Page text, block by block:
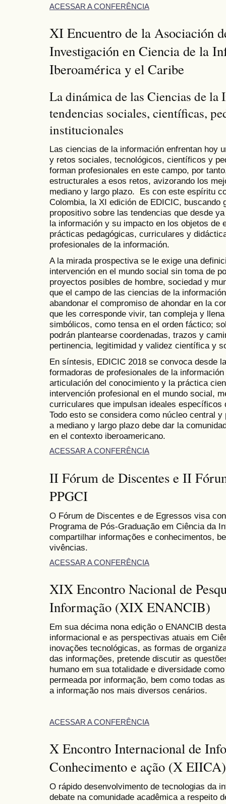
ACESSAR A CONFERÊNCIA
XI Encuentro de la Asociación
Investigación en Ciencia de la
Iberoamérica y el Caribe
La dinámica de las Ciencias de la
tendencias sociales, científicas,
institucionales
Las ciencias de la información enfrentan hoy
y retos sociales, tecnológicos, científicos y
forman profesionales en este campo, por
estructurales a esos retos, avizorando los
mediano y largo plazo. Es con este espíritu
Colombia, la XI edición de EDICIC, buscando
propositivo sobre las tendencias que desde
la información y su impacto en los objetos de
prácticas pedagógicas, curriculares y
profesionales de la información.
A la mirada prospectiva se le exige una
intervención en el mundo social sin toma de
proyectos posibles de hombre, sociedad y
que el campo de las ciencias de la
abandonar el compromiso de ahondar en la
que les corresponde vivir, tan compleja y
simbólicos, como tensa en el orden fáctico;
podrán plantearse coordenadas, trazos y
pertinencia, legitimidad y validez científica y
En síntesis, EDICIC 2018 se convoca desde
formadoras de profesionales de la
articulación del conocimiento y la práctica
intervención profesional en el mundo social,
curriculares que impulsan ideales específicos
Todo esto se considera como núcleo central
a mediano y largo plazo debe dar la
en el contexto iberoamericano.
ACESSAR A CONFERÊNCIA
II Fórum de Discentes e II
PPGCI
O Fórum de Discentes e de Egressos visa
Programa de Pós-Graduação em Ciência da
compartilhar informações e conhecimentos,
vivências.
ACESSAR A CONFERÊNCIA
XIX Encontro Nacional de
Informação (XIX ENANCIB)
Em sua décima nona edição o ENANCIB
informacional e as perspectivas atuais em
inovações tecnológicas, as formas de
das informações, pretende discutir as
humano em sua totalidade e diversidade
permeada por informação, bem como todas
a informação nos mais diversos cenários.
ACESSAR A CONFERÊNCIA
X Encontro Internacional de
Conhecimento e ação (X EIICA)
O rápido desenvolvimento de tecnologias da
debate na comunidade acadêmica a respeito